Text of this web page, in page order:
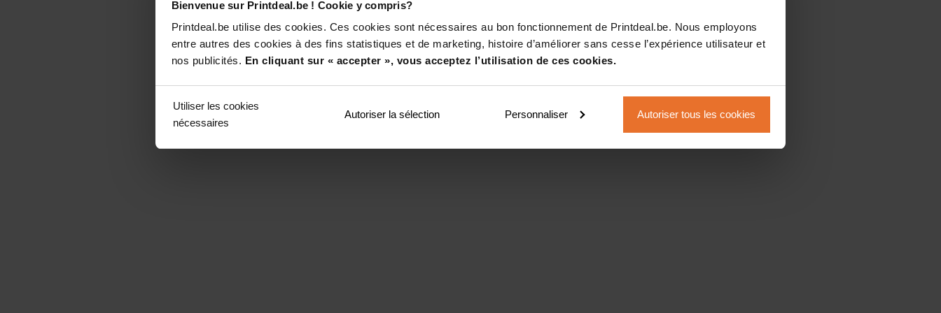
Bienvenue sur Printdeal.be ! Cookie y compris?
Printdeal.be utilise des cookies. Ces cookies sont nécessaires au bon fonctionnement de Printdeal.be. Nous employons
entre autres des cookies à des fins statistiques et de marketing, histoire d’améliorer sans cesse l’expérience utilisateur et
nos publicités. En cliquant sur « accepter », vous acceptez l’utilisation de ces cookies.
Utiliser les cookies
nécessaires
Autoriser la sélection Personnaliser Autoriser tous les cookies